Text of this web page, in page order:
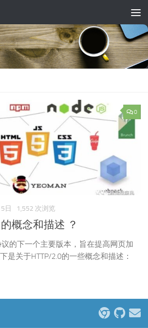
0
日 1,552 次浏览
概念和描述 ？
议的下一个主要版本，旨在提高网页加
是关于HTTP/2.0的一些概念和描述：